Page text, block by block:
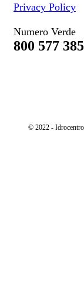
Privacy Policy
Numero Verde
800 577 385
© 2022 -